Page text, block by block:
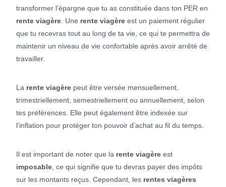
transformer l’épargne que tu as constituée dans ton PER en
rente viagère . Une rente viagère est un paiement régulier
que tu recevras tout au long de ta vie, ce qui te permettra de
maintenir un niveau de vie confortable après avoir arrêté de
travailler.
La rente viagère peut être versée mensuellement,
trimestriellement, semestriellement ou annuellement, selon
tes préférences. Elle peut également être indexée sur
l’inflation pour protéger ton pouvoir d’achat au fil du temps.
Il est important de noter que la rente viagère est
imposable , ce qui signifie que tu devras payer des impôts
sur les montants reçus. Cependant, les rentes viagères